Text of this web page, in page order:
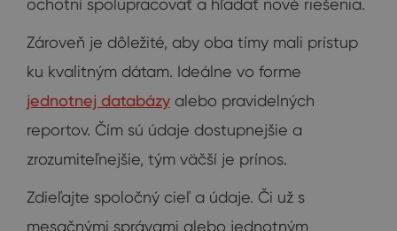
ochotní spolupracovať a hľadať nové riešenia.
Zároveň je dôležité, aby oba tímy mali prístup
ku kvalitným dátam. Ideálne vo forme
jednotnej databázy alebo pravidelných
reportov. Čím sú údaje dostupnejšie a
zrozumiteľnejšie, tým väčší je prínos.
Zdieľajte spoločný cieľ a údaje. Či už s
mesačnými správami alebo jednotným